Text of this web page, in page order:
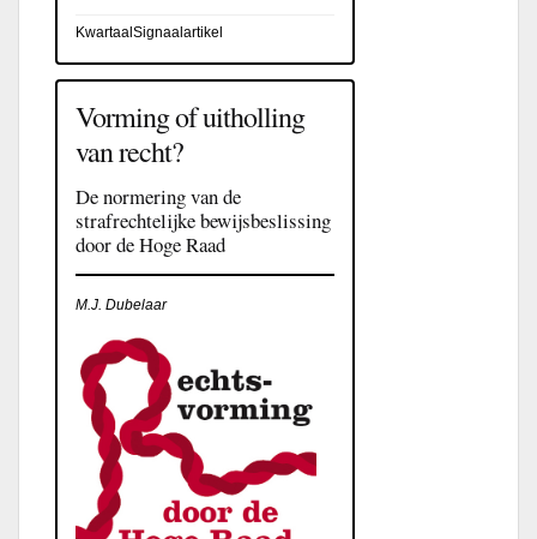
KwartaalSignaalartikel
Vorming of uitholling
van recht?
De normering van de
strafrechtelijke bewijsbeslissing
door de Hoge Raad
M.J. Dubelaar